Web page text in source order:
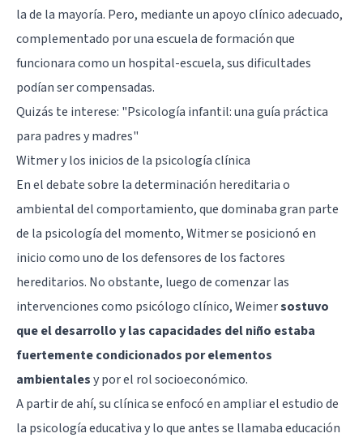
la de la mayoría. Pero, mediante un apoyo clínico adecuado,
complementado por una escuela de formación que
funcionara como un hospital-escuela, sus dificultades
podían ser compensadas.
Quizás te interese: "Psicología infantil: una guía práctica
para padres y madres"
Witmer y los inicios de la psicología clínica
En el debate sobre la determinación hereditaria o
ambiental del comportamiento, que dominaba gran parte
de la psicología del momento, Witmer se posicionó en
inicio como uno de los defensores de los factores
hereditarios. No obstante, luego de comenzar las
intervenciones como psicólogo clínico, Weimersostuvo
que el desarrollo y las capacidades del niño estaba
fuertemente condicionados por elementos
ambientalesy por el rol socioeconómico.
A partir de ahí, su clínica se enfocó en ampliar el estudio de
la psicología educativa y lo que antes se llamaba educación